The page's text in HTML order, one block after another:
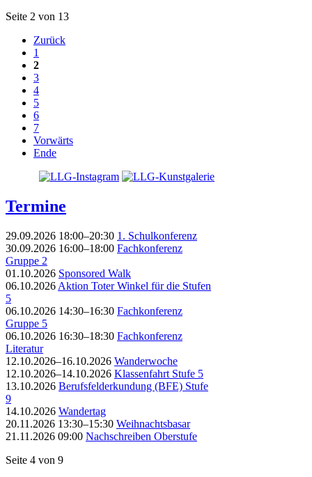
Seite 2 von 13
Zurück
1
2
3
4
5
6
7
Vorwärts
Ende
Termine
29.09.2026 18:00–20:30 1. Schulkonferenz
30.09.2026 16:00–18:00 Fachkonferenz
Gruppe 2
01.10.2026 Sponsored Walk
06.10.2026 Aktion Toter Winkel für die Stufen
5
06.10.2026 14:30–16:30 Fachkonferenz
Gruppe 5
06.10.2026 16:30–18:30 Fachkonferenz
Literatur
12.10.2026–16.10.2026 Wanderwoche
12.10.2026–14.10.2026 Klassenfahrt Stufe 5
13.10.2026 Berufsfelderkundung (BFE) Stufe
9
14.10.2026 Wandertag
20.11.2026 13:30–15:30 Weihnachtsbasar
21.11.2026 09:00 Nachschreiben Oberstufe
Seite 4 von 9